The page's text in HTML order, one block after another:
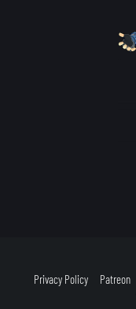
Privacy Policy Patreon